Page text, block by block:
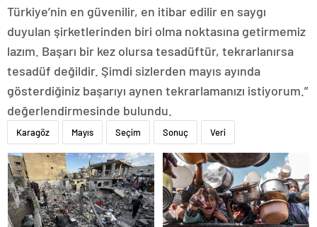
Türkiye’nin en güvenilir, en itibar edilir en saygı
duyulan şirketlerinden biri olma noktasına getirmemiz
lazım. Başarı bir kez olursa tesadüftür, tekrarlanırsa
tesadüf değildir. Şimdi sizlerden mayıs ayında
gösterdiğiniz başarıyı aynen tekrarlamanızı istiyorum.”
değerlendirmesinde bulundu.
Karagöz Mayıs Seçim Sonuç Veri